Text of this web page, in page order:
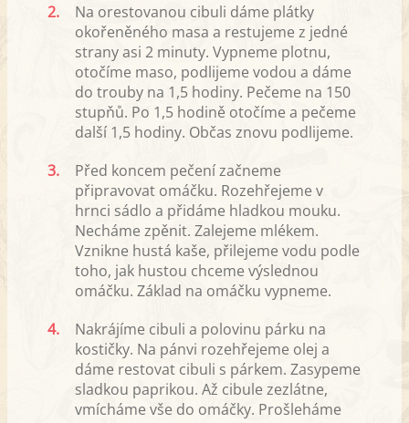
2.
Na orestovanou cibuli dáme plátky
okořeněného masa a restujeme z jedné
strany asi 2 minuty. Vypneme plotnu,
otočíme maso, podlijeme vodou a dáme
do trouby na 1,5 hodiny. Pečeme na 150
stupňů. Po 1,5 hodině otočíme a pečeme
další 1,5 hodiny. Občas znovu podlijeme.
3.
Před koncem pečení začneme
připravovat omáčku. Rozehřejeme v
hrnci sádlo a přidáme hladkou mouku.
Necháme zpěnit. Zalejeme mlékem.
Vznikne hustá kaše, přilejeme vodu podle
toho, jak hustou chceme výslednou
omáčku. Základ na omáčku vypneme.
4.
Nakrájíme cibuli a polovinu párku na
kostičky. Na pánvi rozehřejeme olej a
dáme restovat cibuli s párkem. Zasypeme
sladkou paprikou. Až cibule zezlátne,
vmícháme vše do omáčky. Prošleháme